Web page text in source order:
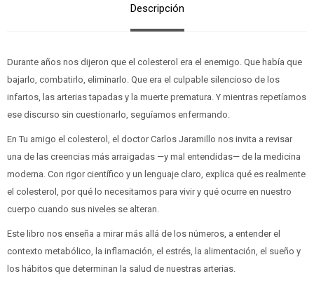
Descripción
Durante años nos dijeron que el colesterol era el enemigo. Que había que
bajarlo, combatirlo, eliminarlo. Que era el culpable silencioso de los
infartos, las arterias tapadas y la muerte prematura. Y mientras repetíamos
ese discurso sin cuestionarlo, seguíamos enfermando.
En Tu amigo el colesterol, el doctor Carlos Jaramillo nos invita a revisar
una de las creencias más arraigadas —y mal entendidas— de la medicina
moderna. Con rigor científico y un lenguaje claro, explica qué es realmente
el colesterol, por qué lo necesitamos para vivir y qué ocurre en nuestro
cuerpo cuando sus niveles se alteran.
Este libro nos enseña a mirar más allá de los números, a entender el
contexto metabólico, la inflamación, el estrés, la alimentación, el sueño y
los hábitos que determinan la salud de nuestras arterias.